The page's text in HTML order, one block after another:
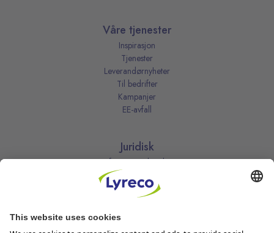
Våre tjenester
Inspirasjon
Tjenester
Leverandørnyheter
Til bedrifter
Kampanjer
EE-avfall
Juridisk
Informasjonskapsler
Kjøpsbetingelser
Personvernerklæring
Vilkår
Vilkår for kundeklubben